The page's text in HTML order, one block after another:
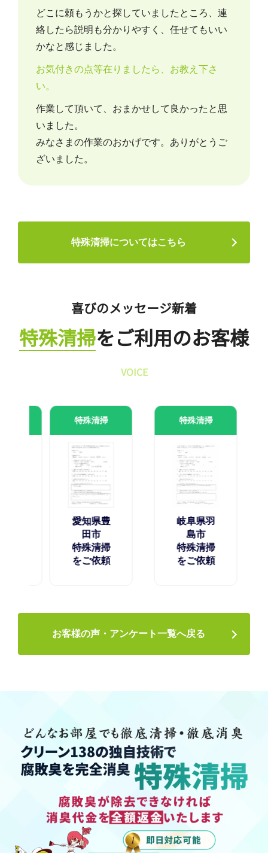
どこに頼もうかと探していましたところ、連
絡したら説明も分かりやすく、任せてもいい
かなと感じました。
お気付きの点等在りましたら、お教え下さ
い。
作業して頂いて、おまかせして良かったと思
いました。
みなさまの作業のおかげです。ありがとうご
ざいました。
特殊清掃についてはこちら
喜びのメッセージ新着
特殊清掃をご利用のお客様
VOICE
特殊清掃
愛知県豊
特殊清掃
をご依頼
特殊清掃
岐阜県羽
特殊清掃
をご依頼
お客様の声・アンケート一覧へ戻る